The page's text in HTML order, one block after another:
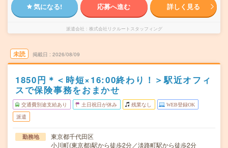
気になる! 応募へ進む 詳しく見る
派遣会社 株式会社リクルートスタッフィング
未読 掲載日 2026/08/09
1850円＊＜時短×16:00終わり！＞駅近オフィ
スで保険事務をおまかせ
交通費別途支給あり 土日祝日が休み 残業なし WEB登録OK
派遣
勤務地
東京都千代田区
小川町(東京都)駅から徒歩2分／淡路町駅から徒歩2分